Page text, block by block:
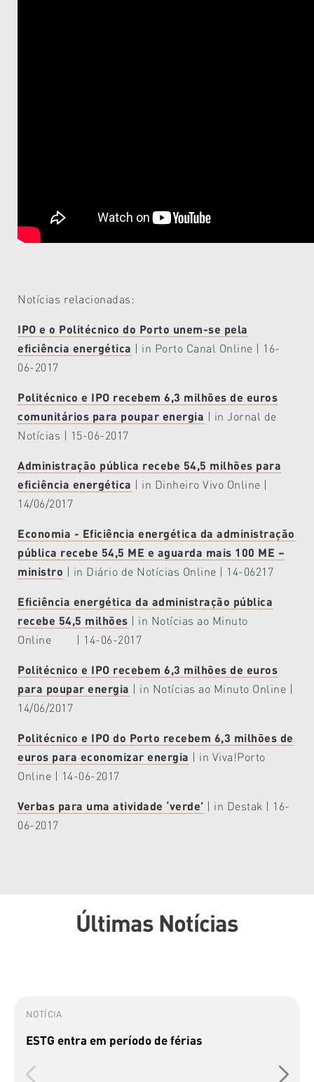
Notícias relacionadas:
IPO e o Politécnico do Porto unem-se pela
eficiência energética | in Porto Canal Online | 16-
06-2017
Politécnico e IPO recebem 6,3 milhões de euros
comunitários para poupar energia | in Jornal de
Notícias | 15-06-2017
Administração pública recebe 54,5 milhões para
eficiência energética | in Dinheiro Vivo Online |
14/06/2017
Economia - Eficiência energética da administração
pública recebe 54,5 ME e aguarda mais 100 ME –
ministro | in Diário de Notícias Online | 14-06217
Eficiência energética da administração pública
recebe 54,5 milhões | in Notícias ao Minuto
Online | 14-06-2017
Politécnico e IPO recebem 6,3 milhões de euros
para poupar energia | in Notícias ao Minuto Online |
14/06/2017
Politécnico e IPO do Porto recebem 6,3 milhões de
euros para economizar energia | in Viva!Porto
Online | 14-06-2017
Verbas para uma atividade ‘verde’ | in Destak | 16-
06-2017
Últimas Notícias
NOTÍCIA
ESTG entra em período de férias